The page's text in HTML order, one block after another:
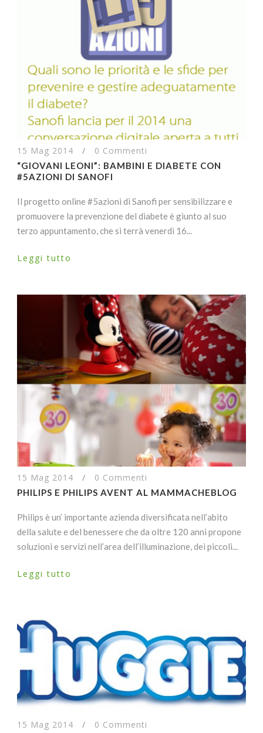
15 Mag 2014 / 0 Commenti
“GIOVANI LEONI”: BAMBINI E DIABETE CON
#5AZIONI DI SANOFI
Il progetto online #5azioni di Sanofi per sensibilizzare e
promuovere la prevenzione del diabete è giunto al suo
terzo appuntamento, che si terrà venerdì 16...
Leggi tutto
15 Mag 2014 / 0 Commenti
PHILIPS E PHILIPS AVENT AL MAMMACHEBLOG
Philips è un’ importante azienda diversificata nell’abito
della salute e del benessere che da oltre 120 anni propone
soluzioni e servizi nell’area dell’illuminazione, dei piccoli...
Leggi tutto
15 Mag 2014 / 0 Commenti